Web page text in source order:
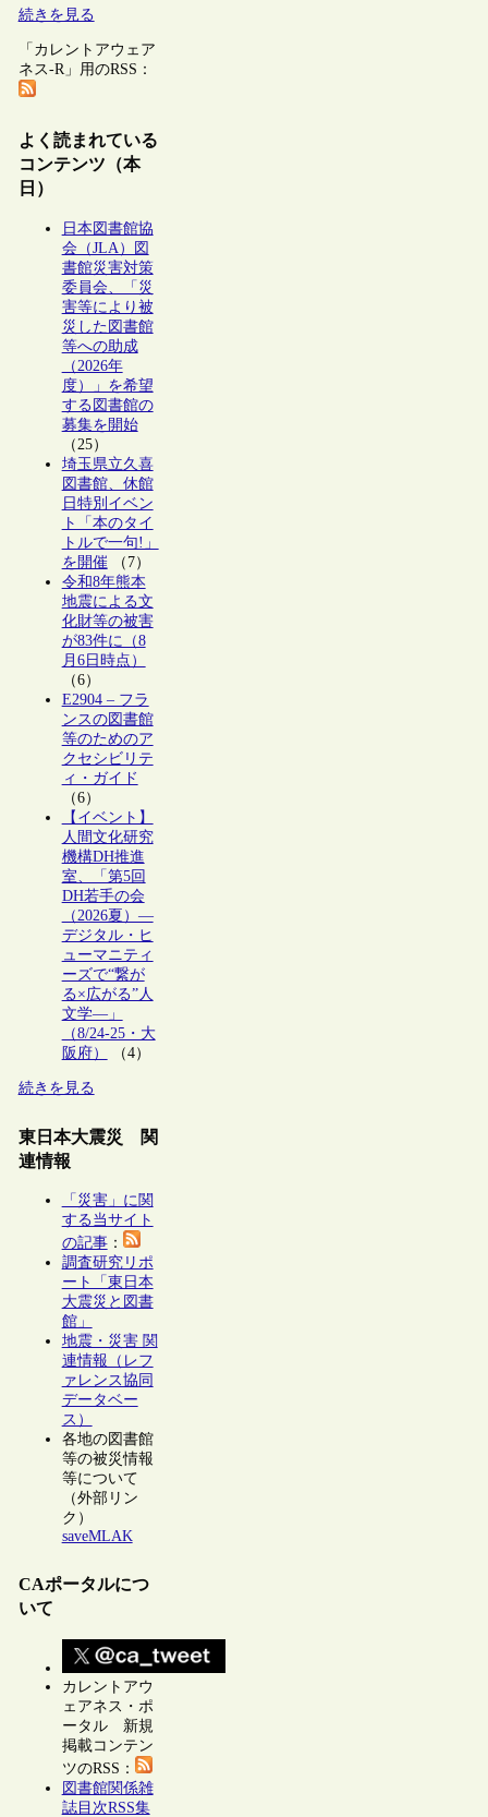
続きを見る
「カレントアウェア
ネス-R」用のRSS：
よく読まれている
コンテンツ（本
日）
日本図書館協
会（JLA）図
書館災害対策
委員会、「災
害等により被
災した図書館
等への助成
（2026年
度）」を希望
する図書館の
募集を開始
（25）
埼玉県立久喜
図書館、休館
日特別イベン
ト「本のタイ
トルで一句!」
を開催（7）
令和8年熊本
地震による文
化財等の被害
が83件に（8
月6日時点）
（6）
E2904 – フラ
ンスの図書館
等のためのア
クセシビリテ
ィ・ガイド
（6）
【イベント】
人間文化研究
機構DH推進
室、「第5回
DH若手の会
（2026夏）―
デジタル・ヒ
ューマニティ
ーズで“繋が
る×広がる”人
文学―」
（8/24-25・大
阪府）
（4）
続きを見る
東日本大震災 関
連情報
「災害」に関
する当サイト
の記事：
調査研究リポ
ート「東日本
大震災と図書
館」
地震・災害 関
連情報（レフ
ァレンス協同
データベー
ス）
各地の図書館
等の被災情報
等について
（外部リン
ク）
saveMLAK
CAポータルにつ
いて
カレントアウ
ェアネス・ポ
ータル 新規
掲載コンテン
ツのRSS：
図書館関係雑
誌目次RSS集